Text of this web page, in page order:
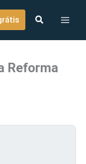
Reforma